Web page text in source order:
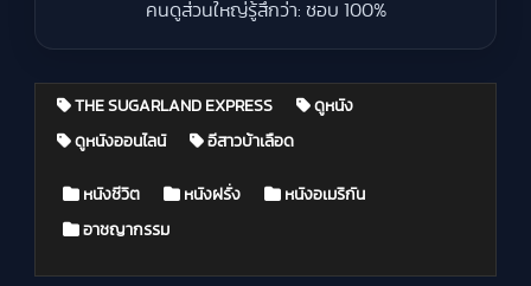
คนดูส่วนใหญ่รู้สึกว่า: ชอบ 100%
THE SUGARLAND EXPRESS ดูหนัง
ดูหนังออนไลน์ อีสาวบ้าเลือด
Posted in
หนังชีวิต หนังฝรั่ง หนังอเมริกัน
อาชญากรรม